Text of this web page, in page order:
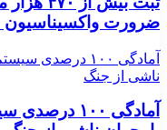
ضرورت
آمادگی ۱۰۰
ناشی از جنگ
آمادگی ۱۰۰